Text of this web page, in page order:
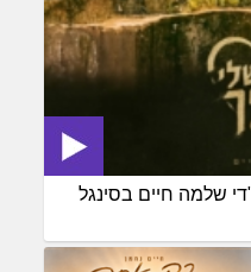
שלמה חיים בסינגל